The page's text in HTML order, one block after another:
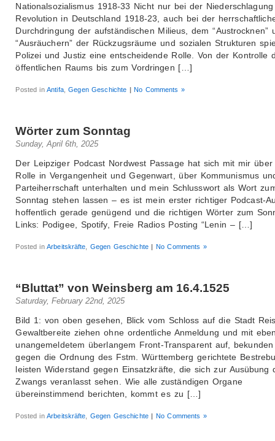
Nationalsozialismus 1918-33 Nicht nur bei der
Revolution in Deutschland 1918-23, auch bei der
Durchdringung der aufständischen Milieus, dem “Austrocknen”
“Ausräuchern” der Rückzugsräume und sozialen Strukturen
Polizei und Justiz eine entscheidende Rolle. Von der Kontrolle
öffentlichen Raums bis zum Vordringen […]
Posted inAntifa,Gegen Geschichte | No Comments »
Wörter zum Sonntag
Sunday, April 6th, 2025
Der Leipziger Podcast Nordwest Passage hat sich mit mir über
Rolle in Vergangenheit und Gegenwart, über Kommunismus
Parteiherrschaft unterhalten und mein Schlusswort als Wort
Sonntag stehen lassen – es ist mein erster richtiger Podcast-
hoffentlich gerade genügend und die richtigen Wörter zum
Links: Podigee, Spotify, Freie Radios Posting “Lenin – […]
Posted inArbeitskräfte Gegen Geschichte | No Comments »
“Bluttat” von Weinsberg am 16.4.1525
Saturday, February 22nd, 2025
Bild 1: von oben gesehen, Blick vom Schloss auf die Stadt
Gewaltbereite ziehen ohne ordentliche Anmeldung und mit
unangemeldetem überlangem Front-Transparent auf,
gegen die Ordnung des Fstm. Württemberg gerichtete
leisten Widerstand gegen Einsatzkräfte, die sich zur Ausübung
Zwangs veranlasst sehen. Wie alle zuständigen Organe
übereinstimmend berichten, kommt es zu […]
Posted inArbeitskräfte Gegen Geschichte | No Comments »